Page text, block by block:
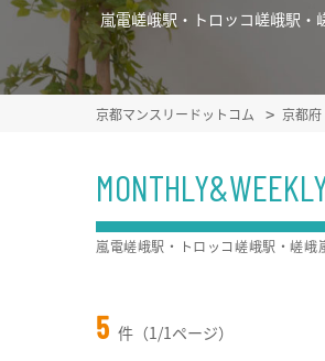
嵐電嵯峨駅・トロッコ嵯峨駅
京都マンスリードットコム 京都府
5 件（1/1ページ）
嵐電嵯峨駅・トロッコ嵯峨駅・嵯